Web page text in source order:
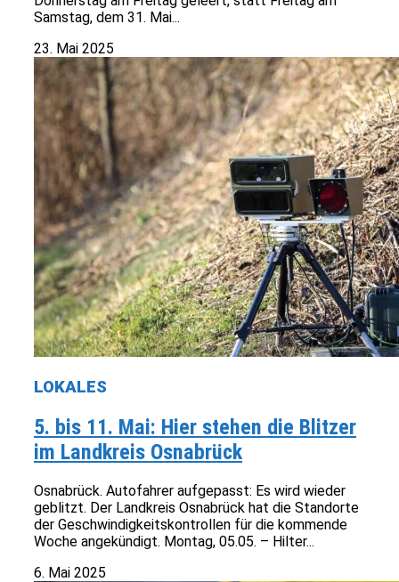
Samstag, dem 31. Mai...
23. Mai 2025
LOKALES
5. bis 11. Mai: Hier stehen die Blitzer
im Landkreis Osnabrück
Osnabrück. Autofahrer aufgepasst: Es wird wieder
geblitzt. Der Landkreis Osnabrück hat die Standorte
der Geschwindigkeitskontrollen für die kommende
Woche angekündigt. Montag, 05.05. – Hilter...
6. Mai 2025